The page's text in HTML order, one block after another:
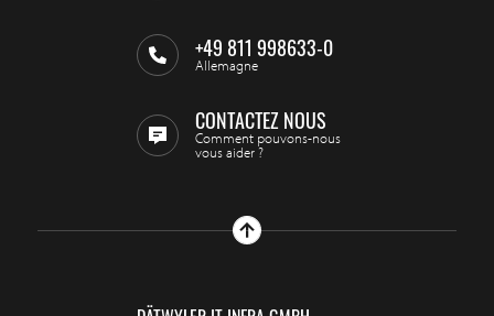
+49 811 998633-0
Allemagne
CONTACTEZ NOUS
Comment pouvons-nous
vous aider ?